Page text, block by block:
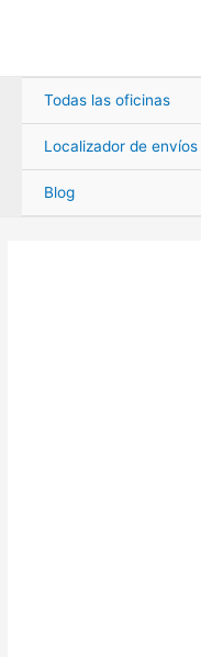
Todas las oficinas
Localizador de envíos
Blog